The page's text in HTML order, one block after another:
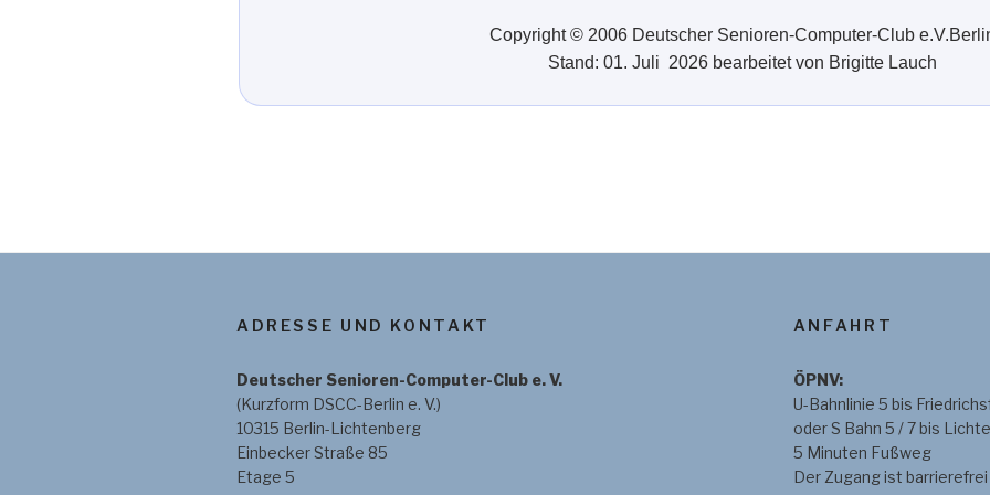
Copyright © 2006 Deutscher Senioren-Computer-Club
Stand: 01. Juli 2026 bearbeitet von Brigitte Lauch
ADRESSE UND KONTAKT
Deutscher Senioren-Computer-Club e. V.
(Kurzform DSCC-Berlin e. V.)
10315 Berlin-Lichtenberg
Einbecker Straße 85
Etage 5
ANFAHRT
ÖPNV:
U-Bahnlinie 5 bis
oder S Bahn 5 / 7 bis
5 Minuten Fußweg
Der Zugang ist barrierefrei